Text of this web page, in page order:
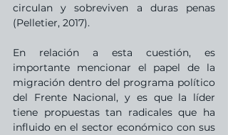
circulan y sobreviven a duras penas
(Pelletier, 2017).
En relación a esta cuestión, es
importante mencionar el papel de la
migración dentro del programa político
del Frente Nacional, y es que la líder
tiene propuestas tan radicales que ha
influido en el sector económico con sus